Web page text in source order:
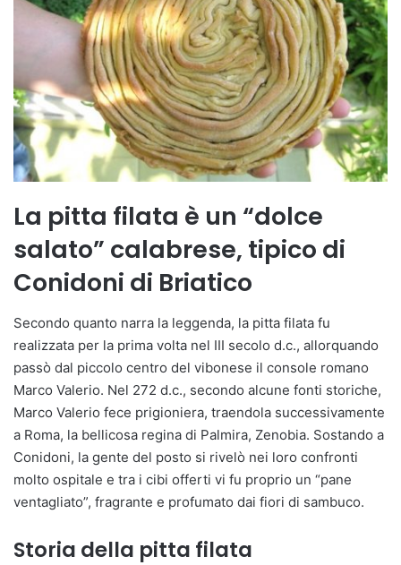
La pitta filata è un “dolce
salato” calabrese, tipico di
Conidoni di Briatico
Secondo quanto narra la leggenda, la pitta filata fu
realizzata per la prima volta nel III secolo d.c., allorquando
passò dal piccolo centro del vibonese il console romano
Marco Valerio. Nel 272 d.c., secondo alcune fonti storiche,
Marco Valerio fece prigioniera, traendola successivamente
a Roma, la bellicosa regina di Palmira, Zenobia. Sostando a
Conidoni, la gente del posto si rivelò nei loro confronti
molto ospitale e tra i cibi offerti vi fu proprio un “pane
ventagliato”, fragrante e profumato dai fiori di sambuco.
Storia della pitta filata